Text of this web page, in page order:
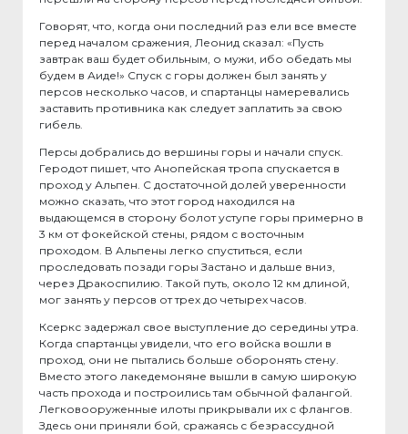
Говорят, что, когда они последний раз ели все вместе
перед началом сражения, Леонид сказал: «Пусть
завтрак ваш будет обильным, о мужи, ибо обедать мы
будем в Аиде!» Спуск с горы должен был занять у
персов несколько часов, и спартанцы намеревались
заставить противника как следует заплатить за свою
гибель.
Персы добрались до вершины горы и начали спуск.
Геродот пишет, что Анопейская тропа спускается в
проход у Альпен. С достаточной долей уверенности
можно сказать, что этот город находился на
выдающемся в сторону болот уступе горы примерно в
3 км от фокейской стены, рядом с восточным
проходом. В Альпены легко спуститься, если
проследовать позади горы Застано и дальше вниз,
через Дракоспилию. Такой путь, около 12 км длиной,
мог занять у персов от трех до четырех часов.
Ксеркс задержал свое выступление до середины утра.
Когда спартанцы увидели, что его войска вошли в
проход, они не пытались больше оборонять стену.
Вместо этого лакедемоняне вышли в самую широкую
часть прохода и построились там обычной фалангой.
Легковооруженные илоты прикрывали их с флангов.
Здесь они приняли бой, сражаясь с безрассудной